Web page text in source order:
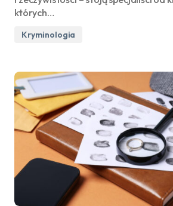
których…
Kryminologia